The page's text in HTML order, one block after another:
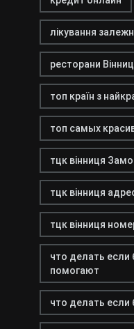
лікування
ресторани
топ країн з
топ самых
тцк вінниця
тцк вінниця
тцк вінниця
что делать если
помогают
что делать если